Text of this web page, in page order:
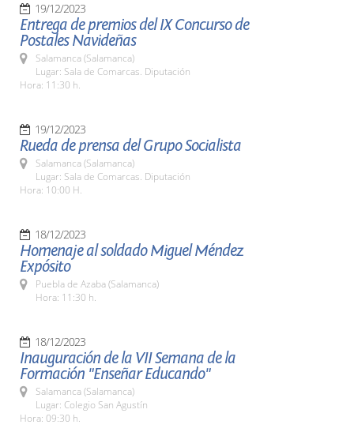
19/12/2023
Entrega de premios del IX Concurso de
Postales Navideñas
Salamanca (Salamanca)
Lugar: Sala de Comarcas. Diputación
Hora: 11:30 h.
19/12/2023
Rueda de prensa del Grupo Socialista
Salamanca (Salamanca)
Lugar: Sala de Comarcas. Diputación
Hora: 10:00 H.
18/12/2023
Homenaje al soldado Miguel Méndez
Expósito
Puebla de Azaba (Salamanca)
Hora: 11:30 h.
18/12/2023
Inauguración de la VII Semana de la
Formación "Enseñar Educando"
Salamanca (Salamanca)
Lugar: Colegio San Agustín
Hora: 09:30 h.